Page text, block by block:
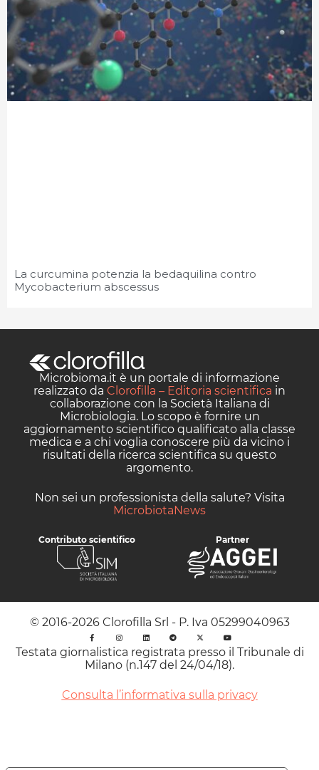
La curcumina potenzia la bedaquilina contro
Mycobacterium abscessus
Microbioma.it è un portale di informazione
realizzato da Clorofilla – Editoria scientifica in
collaborazione con la Società Italiana di
Microbiologia. Lo scopo è fornire un
aggiornamento scientifico qualificato alla classe
medica e a chi voglia conoscere più da vicino i
risultati della ricerca scientifica su questo
argomento.
Non sei un professionista della salute? Visita
MicrobiotaNews
Contributo scientifico Partner
© 2016-2026 Clorofilla Srl - P. Iva 05299040963
Testata giornalistica registrata presso il Tribunale di
Milano (n.147 del 24/04/18).
Consulta l’informativa sulla privacy